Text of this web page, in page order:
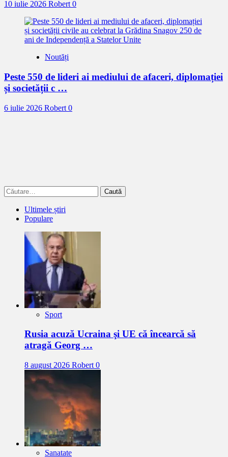
10 iulie 2026 Robert 0
Noutăți
Peste 550 de lideri ai mediului de afaceri, diplomației
și societății c …
6 iulie 2026 Robert 0
Caută
după:
Ultimele știri
Populare
Sport
Rusia acuză Ucraina şi UE că încearcă să
atragă Georg …
8 august 2026 Robert 0
Sanatate